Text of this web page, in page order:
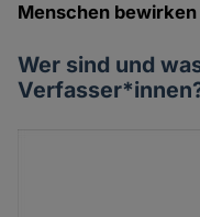
Menschen
Wer sind und